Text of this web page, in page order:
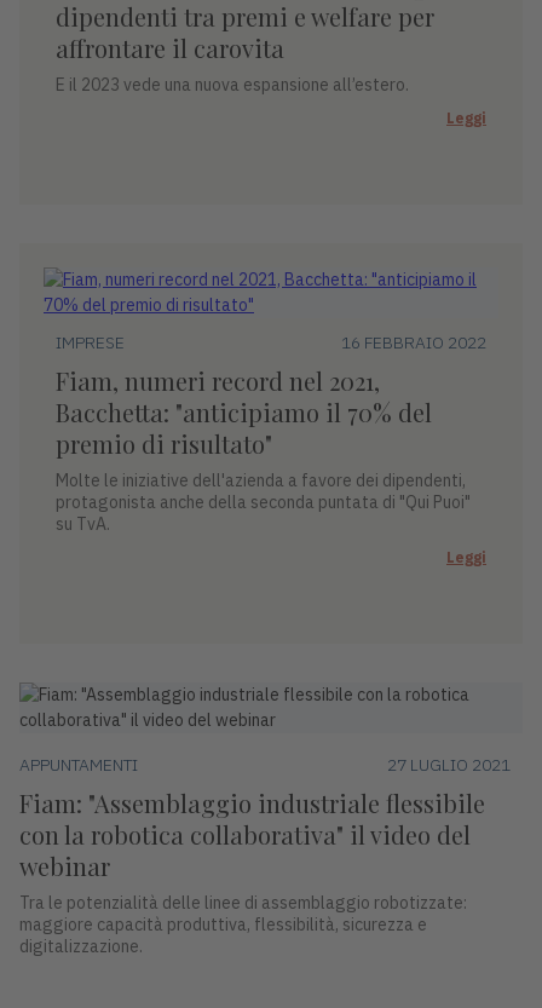
dipendenti tra premi e welfare per
affrontare il carovita
E il 2023 vede una nuova espansione all’estero.
Leggi
IMPRESE 16 FEBBRAIO 2022
Fiam, numeri record nel 2021,
Bacchetta: "anticipiamo il 70% del
premio di risultato"
Molte le iniziative dell'azienda a favore dei dipendenti,
protagonista anche della seconda puntata di "Qui Puoi"
su TvA.
Leggi
APPUNTAMENTI 27 LUGLIO 2021
Fiam: "Assemblaggio industriale flessibile
con la robotica collaborativa" il video del
webinar
Tra le potenzialità delle linee di assemblaggio robotizzate:
maggiore capacità produttiva, flessibilità, sicurezza e
digitalizzazione.